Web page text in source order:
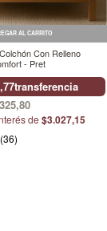
AL CARRITO
Con Relleno
- Pret
transferencia
de $3.027,15
(36)